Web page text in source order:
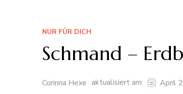
NUR FÜR DICH
Schmand –
Corinna Hexe aktualisiert am April